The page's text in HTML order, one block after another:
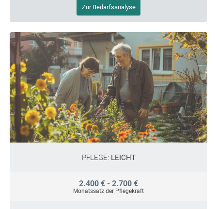
Zur Bedarfsanalyse
PFLEGE: LEICHT
2.400 € - 2.700 €
Monatssatz der Pflegekraft